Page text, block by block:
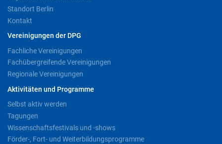
Standort Berlin
Kontakt
Vereinigungen der DPG
Fachliche Vereinigungen
Fachübergreifende Vereinigungen
Regionale Vereinigungen
Aktivitäten und Programme
Selbst aktiv werden
Tagungen
Wissenschaftsfestivals und -shows
Förder-, Fort- und Weiterbildungsprogramme